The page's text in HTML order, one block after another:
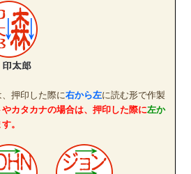
押印した際に右から左に読む形で作製
カタカナの場合は、押印した際に左か
。